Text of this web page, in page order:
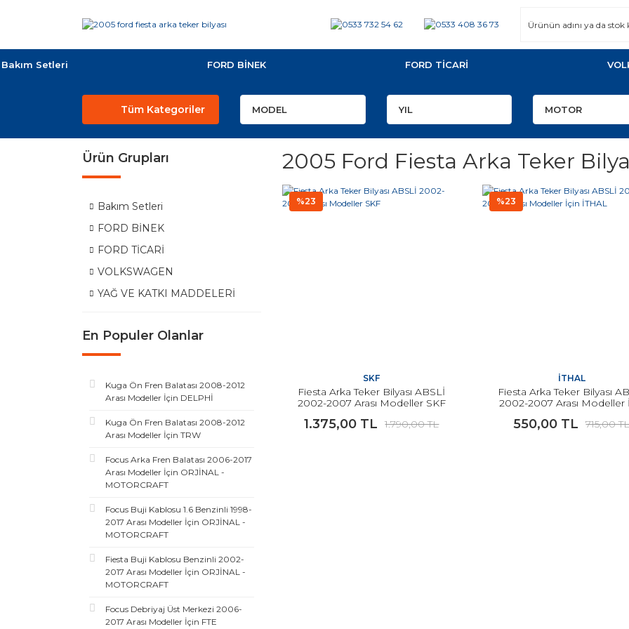
Bakım Setleri FORD BİNEK FORD TİCARİ
Tüm Kategoriler
Ürün Grupları
Bakım Setleri
FORD BİNEK
FORD TİCARİ
VOLKSWAGEN
YAĞ VE KATKI MADDELERİ
En Populer Olanlar
Kuga Ön Fren Balatası 2008-2012
Arası Modeller İçin DELPHİ
Kuga Ön Fren Balatası 2008-2012
Arası Modeller İçin TRW
Focus Arka Fren Balatası 2006-2017
Arası Modeller İçin ORJİNAL -
MOTORCRAFT
Focus Buji Kablosu 1.6 Benzinli 1998-
2017 Arası Modeller İçin ORJİNAL -
MOTORCRAFT
Fiesta Buji Kablosu Benzinli 2002-
2017 Arası Modeller İçin ORJİNAL -
MOTORCRAFT
Focus Debriyaj Üst Merkezi 2006-
2017 Arası Modeller İçin FTE
2005 Ford Fiesta Arka Teker
%23
SKF
Fiesta Arka Teker Bilyası ABSLİ
2002-2007 Arası Modeller SKF
1.375,00 TL 1.790,00 TL
%23
İTHAL
Fiesta Arka Teker Bilyası
2002-2007 Arası Modeller
550,00 TL 715,00